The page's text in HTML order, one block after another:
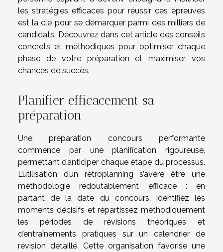
les stratégies efficaces pour réussir ces épreuves
est la clé pour se démarquer parmi des milliers de
candidats. Découvrez dans cet article des conseils
concrets et méthodiques pour optimiser chaque
phase de votre préparation et maximiser vos
chances de succès.
Planifier efficacement sa
préparation
Une préparation concours performante
commence par une planification rigoureuse,
permettant d’anticiper chaque étape du processus.
L’utilisation d’un rétroplanning s’avère être une
méthodologie redoutablement efficace : en
partant de la date du concours, identifiez les
moments décisifs et répartissez méthodiquement
les périodes de révisions théoriques et
d’entraînements pratiques sur un calendrier de
révision détaillé. Cette organisation favorise une